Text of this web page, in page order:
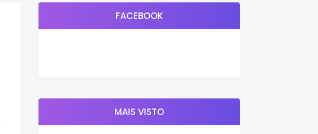
FACEBOOK
MAIS VISTO